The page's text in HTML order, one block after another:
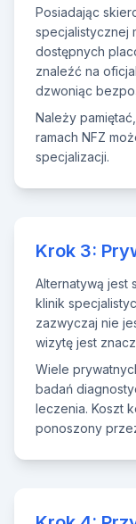
Posiadając
specjalistycznej
dostępnych
znaleźć na
dzwoniąc
Należy
ramach NFZ
specjalizacji.
Krok 3:
Alternatywą jest
klinik
zazwyczaj nie
wizytę jest
Wiele
badań
leczenia. Koszt
ponoszony